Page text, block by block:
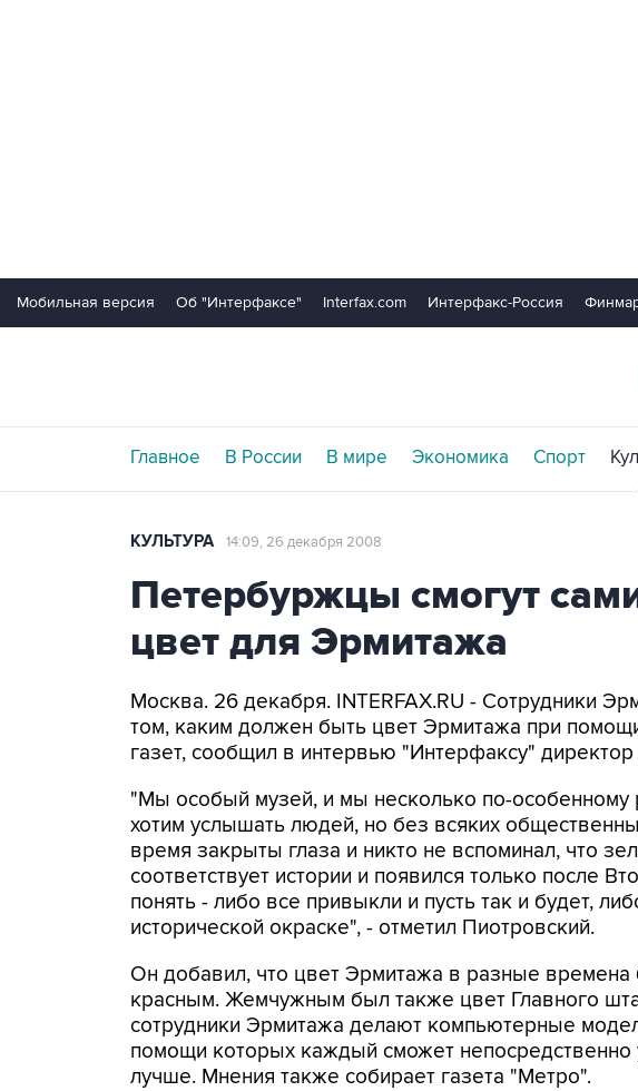
Мобильная версия Об "Интерфаксе" Interfax.com Интерфакс-Россия
Главное В России В мире Экономика Спорт
КУЛЬТУРА 14:09, 26 декабря 2008
Петербуржцы смогут
цвет для Эрмитажа
Москва. 26 декабря. INTERFAX.RU - Сотрудники
том, каким должен быть цвет Эрмитажа при
газет, сообщил в интервью "Интерфаксу"
"Мы особый музей, и мы несколько по-
хотим услышать людей, но без всяких
время закрыты глаза и никто не вспоминал, что
соответствует истории и появился только после
понять - либо все привыкли и пусть так и будет,
исторической окраске", - отметил Пиотровский.
Он добавил, что цвет Эрмитажа в разные
красным. Жемчужным был также цвет Главного
сотрудники Эрмитажа делают компьютерные
помощи которых каждый сможет непосредственно
лучше. Мнения также собирает газета "Метро".